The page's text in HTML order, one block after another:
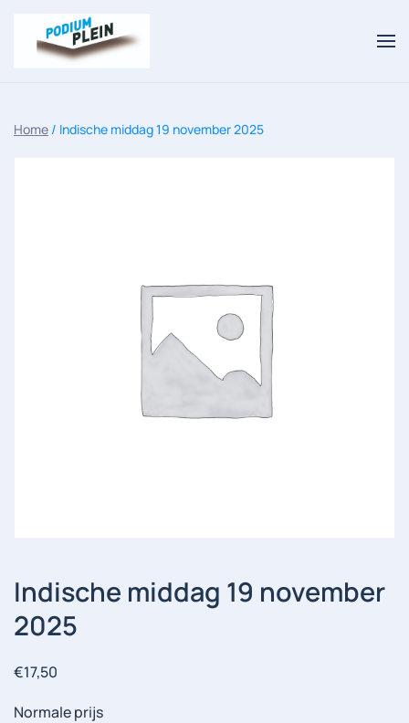
Overslaan en naar de inhoud gaan
Home / Indische middag 19 november 2025
Indische middag 19 november
2025
€17,50
Normale prijs